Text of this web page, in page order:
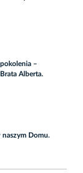
–
Alberta.
naszym Domu.